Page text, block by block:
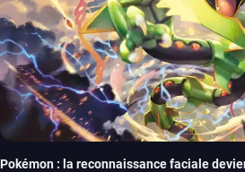
Pokémon : la reconnaissance faciale